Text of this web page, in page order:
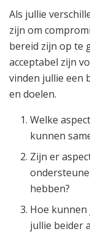
Als jullie
zijn om
bereid zijn op te
acceptabel zijn
vinden jullie een
en doelen.
Welke
kunnen
Zijn er
hebben?
Hoe kunnen
jullie beider